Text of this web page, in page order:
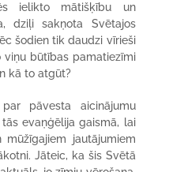
ielikto mātišķību un
dziļi sakņota Svētajos
šodien tik daudzi vīrieši
būtības pamatiezīmi
kā to atgūt?
pāvesta aicinājumu
evaņģēlija gaismā, lai
jautājumiem
Jāteic, ka šis Svētā